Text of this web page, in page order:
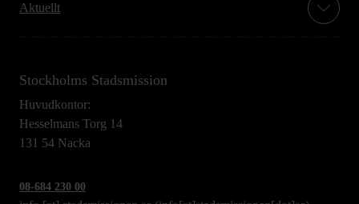
Aktuellt
Stockholms Stadsmission
Huvudkontor:
Hesselmans Torg 14
131 54 Nacka
08-684 230 00